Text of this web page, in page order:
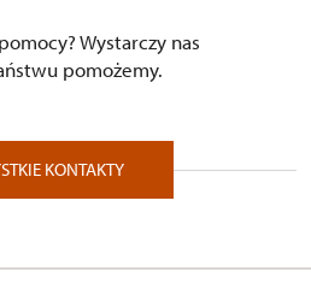
Wystarczy nas
pomożemy.
KONTAKTY